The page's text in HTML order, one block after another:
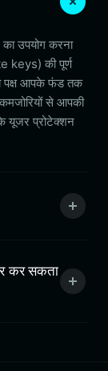
उपयोग करना
keys) की पूर्ण
पक्ष आपके फंड तक
से आपकी
यूजर प्रोटेक्शन
कर सकता